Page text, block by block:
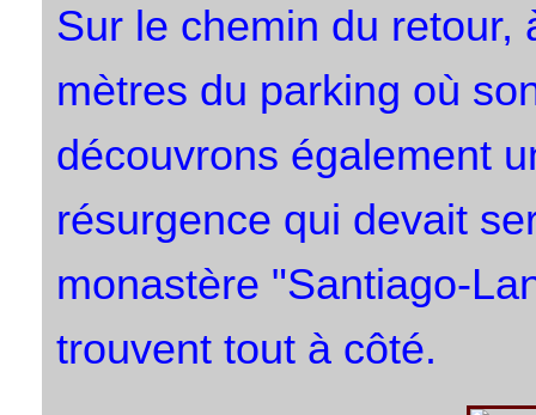
Sur le chemin du retour,
mètres du parking où
découvrons également
résurgence qui devait
monastère "Santiago-
trouvent tout à côté.